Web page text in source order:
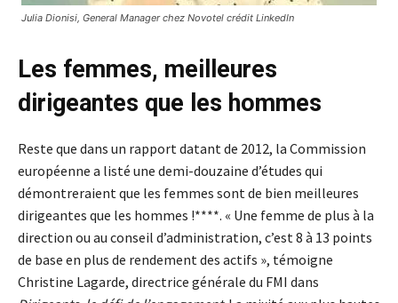
Julia Dionisi, General Manager chez Novotel crédit LinkedIn
Les femmes, meilleures
dirigeantes que les hommes
Reste que dans un rapport datant de 2012, la Commission
européenne a listé une demi-douzaine d’études qui
démontreraient que les femmes sont de bien meilleures
dirigeantes que les hommes !****. « Une femme de plus à la
direction ou au conseil d’administration, c’est 8 à 13 points
de base en plus de rendement des actifs », témoigne
Christine Lagarde, directrice générale du FMI dans